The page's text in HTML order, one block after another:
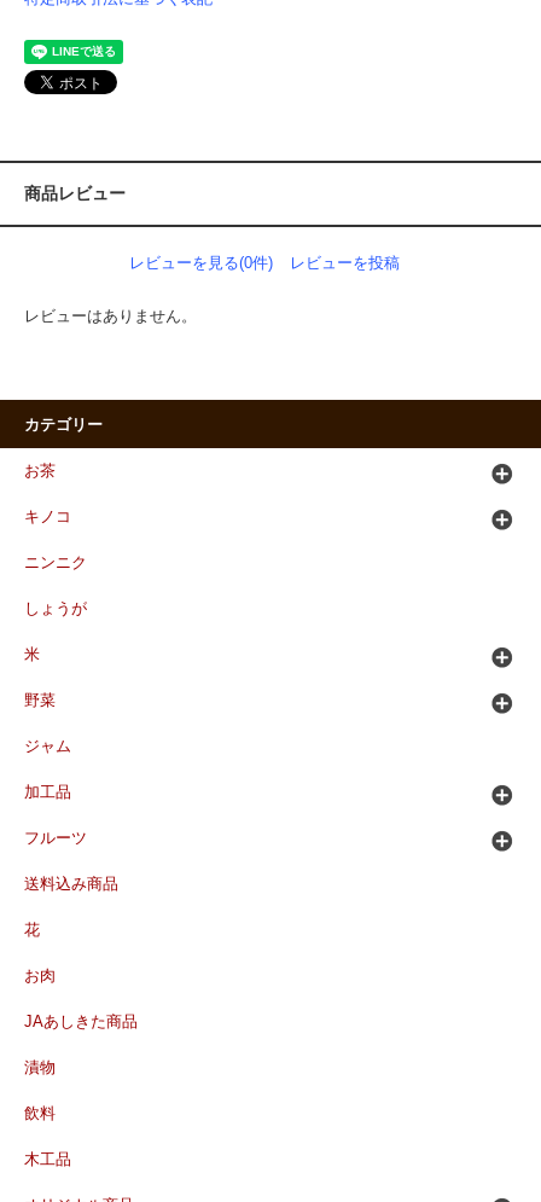
商品レビュー
レビューを見る(0件) レビューを投稿
レビューはありません。
カテゴリー
お茶
キノコ
ニンニク
しょうが
米
野菜
ジャム
加工品
フルーツ
送料込み商品
花
お肉
JAあしきた商品
漬物
飲料
木工品